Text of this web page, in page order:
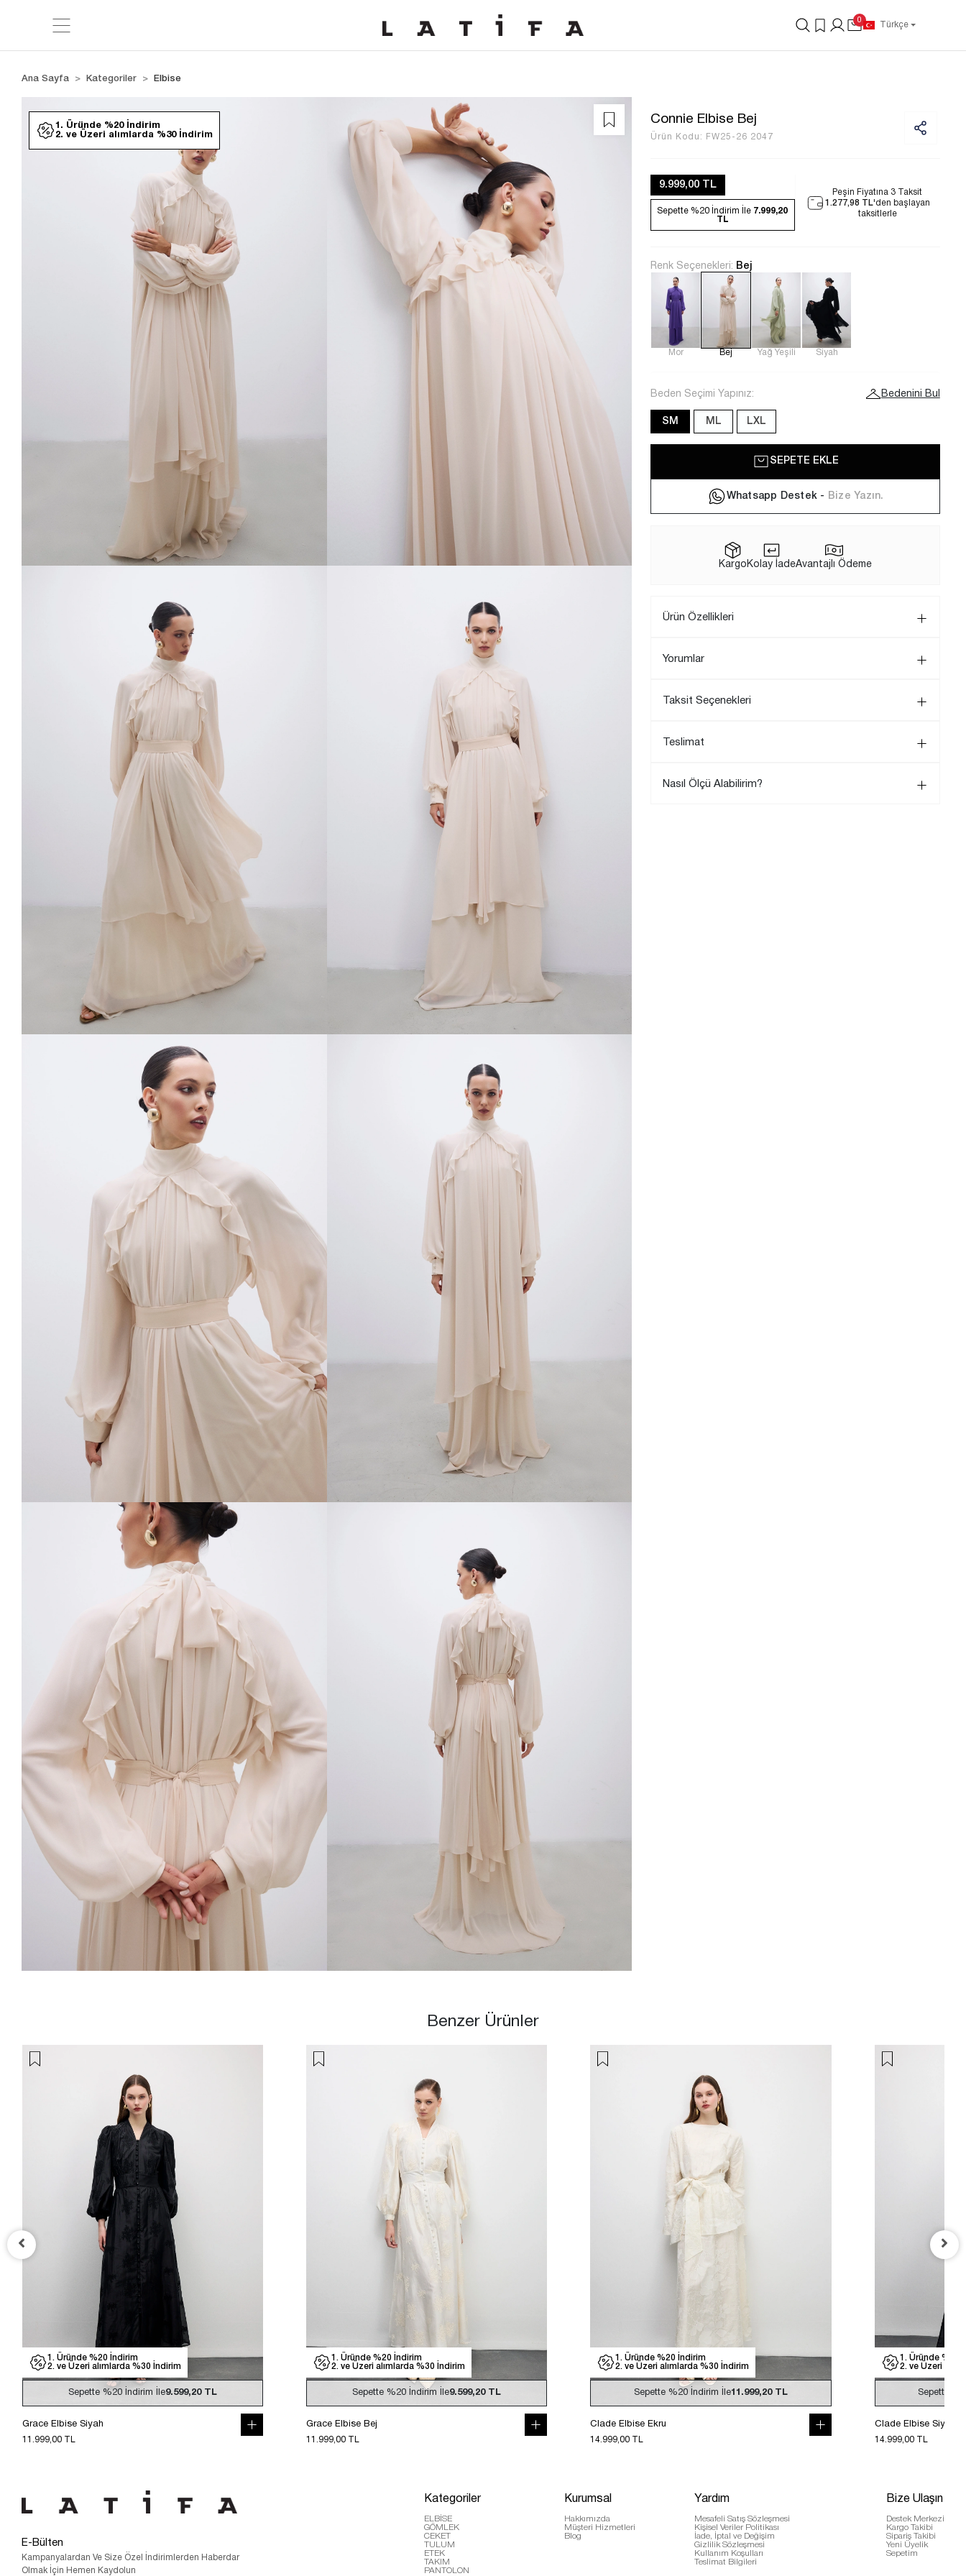
0
Türkçe
Ana Sayfa Kategoriler Elbise
1. Üründe %20 İndirim
2. ve Üzeri alımlarda %30 İndirim
Connie Elbise Bej
Ürün Kodu: FW25-26 2047
9.999,00 TL
Sepette %20 İndirim İle 7.999,20
TL
Peşin Fiyatına 3 Taksit
1.277,98 TL'den başlayan
taksitlerle
Renk Seçenekleri: Bej
Mor Bej Yağ Yeşili Siyah
Beden Seçimi Yapınız: Bedenini Bul
SM ML LXL
SEPETE EKLE
Whatsapp Destek - Bize Yazın.
Kargo Kolay İadeAvantajlı Ödeme
Ürün Özellikleri
Yorumlar
Taksit Seçenekleri
Teslimat
Nasıl Ölçü Alabilirim?
Benzer Ürünler
1. Üründe %20 İndirim
2. ve Üzeri alımlarda %30 İndirim
Sepette%20 İndirim İle9.599,20 TL
Grace Elbise Siyah
11.999,00 TL
1. Üründe %20 İndirim
2. ve Üzeri alımlarda %30 İndirim
Sepette %20 İndirim İle9.599,20 TL
Grace Elbise Bej
11.999,00 TL
1. Üründe %20 İndirim
2. ve Üzeri alımlarda %30 İndirim
Sepette %20 İndirim İle11.999,20 TL
Clade Elbise Ekru
14.999,00 TL
1. Üründe %20
2. ve Üzeri
Sepette
Clade Elbise Siyah
14.999,00 TL
E-Bülten
Kampanyalardan Ve Size Özel İndirimlerden Haberdar
Olmak İçin Hemen Kaydolun
Kategoriler
ELBİSE
GÖMLEK
CEKET
TULUM
ETEK
TAKIM
PANTOLON
Kurumsal
Hakkımızda
Müşteri Hizmetleri
Blog
Yardım
Mesafeli Satış Sözleşmesi
Kişisel Veriler Politikası
İade, İptal ve Değişim
Gizlilik Sözleşmesi
Kullanım Koşulları
Teslimat Bilgileri
Bize Ulaşın
Destek Merkezi
Kargo Takibi
Sipariş Takibi
Yeni Üyelik
Sepetim